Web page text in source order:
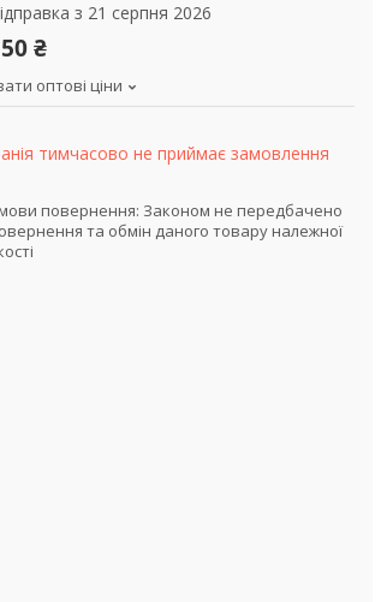
з 21 серпня 2026
50 ₴
оптові ціни
тимчасово не приймає замовлення
Законом не передбачено
та обмін даного товару належної